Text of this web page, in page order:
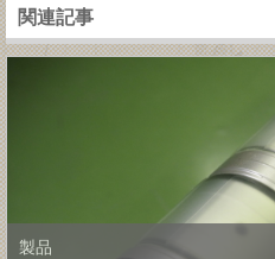
関連記事
製品